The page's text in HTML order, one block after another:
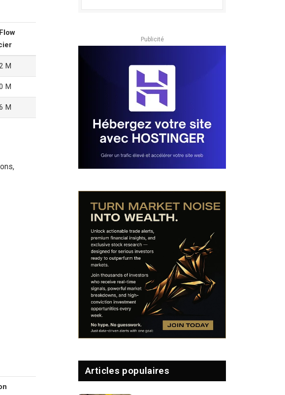
M
M
M
Publicité
Articles populaires